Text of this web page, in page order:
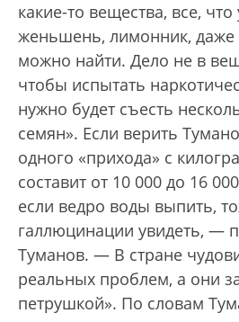
какие-то вещества, все,
женьшень, лимонник, даже
можно найти. Дело не в
чтобы испытать
нужно будет съесть
семян». Если верить
одного «прихода» с
составит от 10 000 до 16
если ведро воды выпить,
галлюцинации увидеть, —
Туманов. — В стране
реальных проблем, а они
петрушкой». По словам